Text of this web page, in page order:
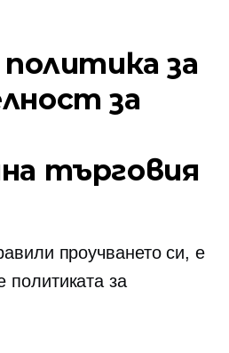
за
за
търговия
проучването си, е
за